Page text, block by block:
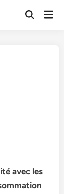
Open
avec les